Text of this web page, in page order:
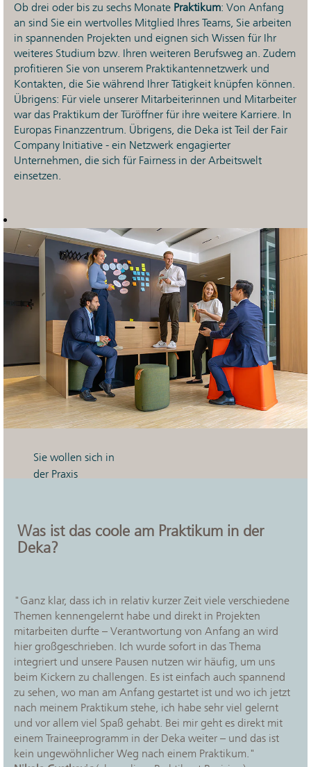
Ob drei oder bis zu sechs Monate Praktikum: Von Anfang
an sind Sie ein wertvolles Mitglied Ihres Teams, Sie arbeiten
in spannenden Projekten und eignen sich Wissen für Ihr
weiteres Studium bzw. Ihren weiteren Berufsweg an. Zudem
profitieren Sie von unserem Praktikantennetzwerk und
Kontakten, die Sie während Ihrer Tätigkeit knüpfen können.
Übrigens: Für viele unserer Mitarbeiterinnen und Mitarbeiter
war das Praktikum der Türöffner für ihre weitere Karriere. In
Europas Finanzzentrum. Übrigens, die Deka ist Teil der Fair
Company Initiative - ein Netzwerk engagierter
Unternehmen, die sich für Fairness in der Arbeitswelt
einsetzen.
Sie wollen sich in
der Praxis
Sie das. Wichtig
ist uns Ihre
einer gründlichen
Einarbeitung
unterstützen Sie
Ihr Team bei
vielfältigen
Aufgaben und
betreuen
anspruchsvolle
Projekte. Sie
arbeiten zwischen
Was ist das coole am Praktikum in der
Deka?
"Ganz klar, dass ich in relativ kurzer Zeit viele verschiedene
Themen kennengelernt habe und direkt in Projekten
mitarbeiten durfte – Verantwortung von Anfang an wird
hier großgeschrieben. Ich wurde sofort in das Thema
integriert und unsere Pausen nutzen wir häufig, um uns
beim Kickern zu challengen. Es ist einfach auch spannend
zu sehen, wo man am Anfang gestartet ist und wo ich jetzt
nach meinem Praktikum stehe, ich habe sehr viel gelernt
und vor allem viel Spaß gehabt. Bei mir geht es direkt mit
einem Traineeprogramm in der Deka weiter – und das ist
kein ungewöhnlicher Weg nach einem Praktikum."